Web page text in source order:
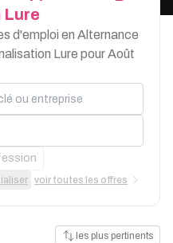
Lure
d'emploi en Alternance
Lure pour Août
entreprise
voir toutes les offres
les plus pertinents